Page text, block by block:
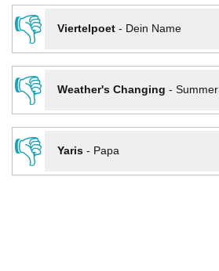
👎
Viertelpoet- Dein Name
👎
Weather's Changing - Summer
👎
Yaris- Papa